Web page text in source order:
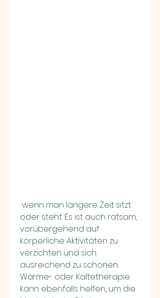
oder steht. Es ist auch ratsam,
vorübergehend auf
körperliche Aktivitäten zu
verzichten und sich
ausreichend zu schonen.
Wärme- oder Kältetherapie
kann ebenfalls helfen, um die